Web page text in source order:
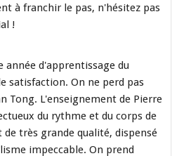
à franchir le pas, n'hésitez pas
!
année d'apprentissage du
satisfaction. On ne perd pas
Tong. L'enseignement de Pierre
du rythme et du corps de
de très grande qualité, dispensé
impeccable. On prend